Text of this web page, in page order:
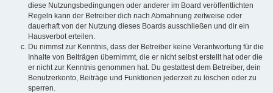
diese Nutzungsbedingungen oder anderer im Board veröffentlichten
Regeln kann der Betreiber dich nach Abmahnung zeitweise oder
dauerhaft von der Nutzung dieses Boards ausschließen und dir ein
Hausverbot erteilen.
Du nimmst zur Kenntnis, dass der Betreiber keine Verantwortung für die
Inhalte von Beiträgen übernimmt, die er nicht selbst erstellt hat oder die
er nicht zur Kenntnis genommen hat. Du gestattest dem Betreiber, dein
Benutzerkonto, Beiträge und Funktionen jederzeit zu löschen oder zu
sperren.